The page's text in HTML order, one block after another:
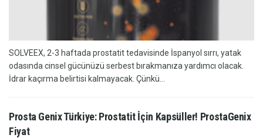
SOLVEEX, 2-3 haftada prostatit tedavisinde İspanyol sırrı, yatak
odasında cinsel gücünüzü serbest bırakmanıza yardımcı olacak.
İdrar kaçırma belirtisi kalmayacak. Çünkü...
Prosta Genix Türkiye: Prostatit İçin Kapsüller! ProstaGenix
Fiyat